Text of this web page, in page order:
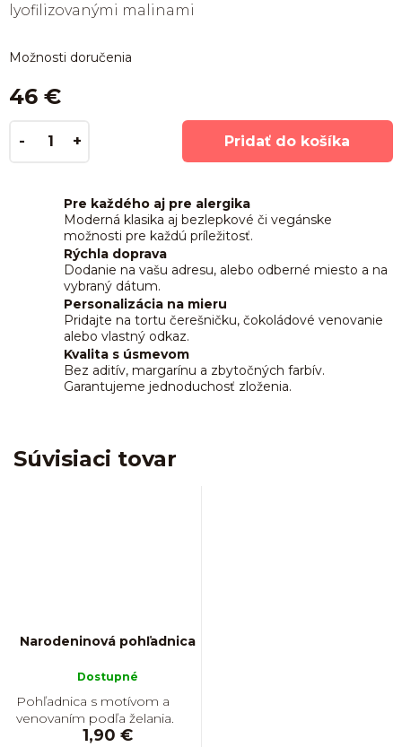
46 €
Možnosti doručenia
Pridať do košíka
lyofilizovanými malinami
Pre každého aj pre alergika
Moderná klasika aj bezlepkové či vegánske
možnosti pre každú príležitosť.
Rýchla doprava
Dodanie na vašu adresu, alebo odberné miesto a na
vybraný dátum.
Personalizácia na mieru
Pridajte na tortu čerešničku, čokoládové venovanie
alebo vlastný odkaz.
Kvalita s úsmevom
Bez aditív, margarínu a zbytočných farbív.
Garantujeme jednoduchosť zloženia.
Súvisiaci tovar
Narodeninová pohľadnica
Dostupné
1,90 €
Pohľadnica s motívom a
venovaním podľa želania.